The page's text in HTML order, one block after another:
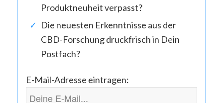
Produktneuheit verpasst?
Die neuesten Erkenntnisse aus der
CBD-Forschung druckfrisch in Dein
Postfach?
E-Mail-Adresse eintragen: